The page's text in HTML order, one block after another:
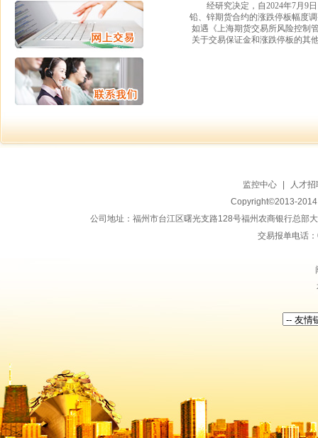
经研究决定，自2024年7月 9
铅、锌期货合约的涨跌停板幅度
如遇《上海期货交易所风险控制
关于交易保证金和涨跌停板的其
监控中心
人才招
Copyright©2013-
公司地址：福州市台江区曙光支路128号福州农商银行总
交易报单电话